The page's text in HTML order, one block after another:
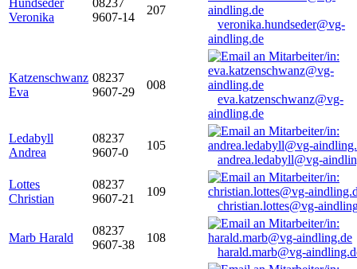
Hundseder
Veronika
08237
9607-14
207
veronika.hundseder@vg-
aindling.de
Katzenschwanz
Eva
08237
9607-29
008
eva.katzenschwanz@vg-
aindling.de
Ledabyll
Andrea
08237
9607-0
105
andrea.ledabyll@vg-
Lottes
Christian
08237
9607-21
109
christian.lottes@vg-
Marb Harald
08237
9607-38
108
harald.marb@vg-